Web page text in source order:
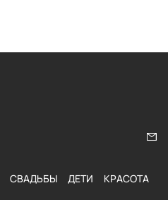
СВАДЬБЫ ДЕТИ КРАСОТА